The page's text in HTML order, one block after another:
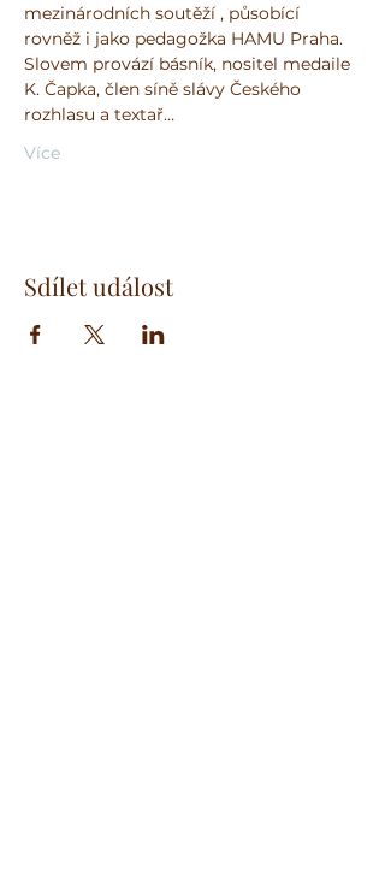
mezinárodních soutěží , působící
rovněž i jako pedagožka HAMU Praha.
Slovem provází básník, nositel medaile
K. Čapka, člen síně slávy Českého
rozhlasu a textař…
Více
Sdílet událost